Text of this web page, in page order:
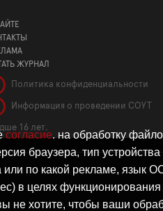
согласие. на обработку
браузера, тип
или по какой рекламе, язык
в целях
не хотите, чтобы ваши
ЖУРНАЛ
Политика конфиденциальности
Информация о проведении СОУТ
16 лет.
средства массовой
коммуникаций
Адрес редакции и